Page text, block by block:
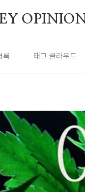
OPINION
록 태그 클라우드